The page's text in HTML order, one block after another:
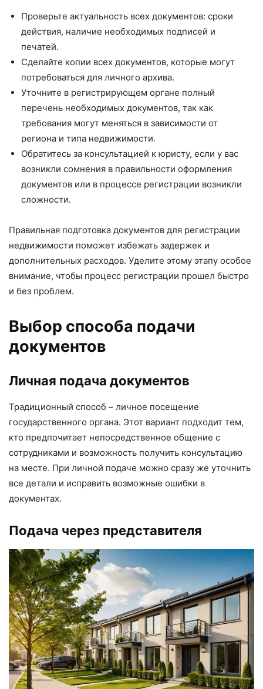
Проверьте актуальность всех документов: сроки
действия, наличие необходимых подписей и
печатей.
Сделайте копии всех документов, которые могут
потребоваться для личного архива.
Уточните в регистрирующем органе полный
перечень необходимых документов, так как
требования могут меняться в зависимости от
региона и типа недвижимости.
Обратитесь за консультацией к юристу, если у вас
возникли сомнения в правильности оформления
документов или в процессе регистрации возникли
сложности.
Правильная подготовка документов для регистрации
недвижимости поможет избежать задержек и
дополнительных расходов. Уделите этому этапу особое
внимание, чтобы процесс регистрации прошел быстро
и без проблем.
Выбор способа подачи
документов
Личная подача документов
Традиционный способ – личное посещение
государственного органа. Этот вариант подходит тем,
кто предпочитает непосредственное общение с
сотрудниками и возможность получить консультацию
на месте. При личной подаче можно сразу же уточнить
все детали и исправить возможные ошибки в
документах.
Подача через представителя